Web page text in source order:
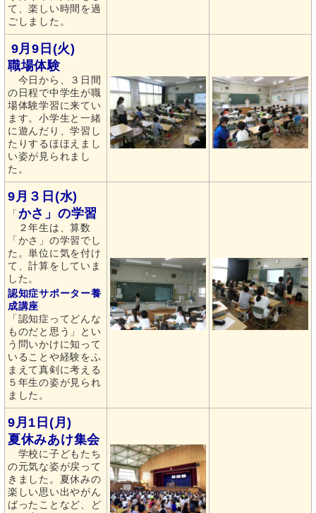
て、楽しい時間を過
ごしました。
9月9日(火)
職場体験
今日から、３日間
の日程で中学生が職
場体験学習に来てい
ます。小学生と一緒
に遊んだり、学習し
たりするほほえまし
い姿が見られまし
た。
9月３日(水)
「かさ」の学習
２年生は、算数
「かさ」の学習でし
た。単位に気を付け
て、計算をしていま
した。
認知症サポーター養
成講座
「認知症ってどんな
ものだと思う」とい
う問いかけに知って
いることや経験をふ
まえて真剣に考える
５年生の姿が見られ
ました。
9月1日(月)
夏休みあけ集会
学校に子どもたち
の元気な姿が戻って
きました。夏休みの
楽しい思い出やがん
ばったことなど、ど